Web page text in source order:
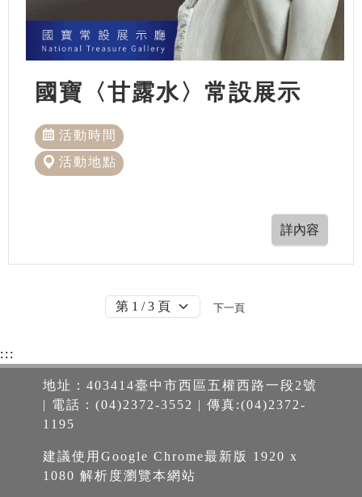
國寶〈甘露水〉常設展示
活動時間
活動地點
下一頁
:::
地址：403414臺中市西區五權西路一段2號
| 電話：(04)2372-3552 | 傳真:(04)2372-
1195
建議使用Google Chrome最新版 1920 x
1080 解析度瀏覽本網站